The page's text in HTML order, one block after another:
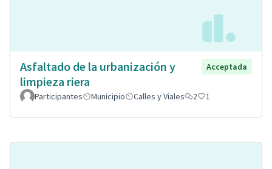
Asfaltado de la urbanización y
limpieza riera
Acceptada
Participantes Municipio Calles y Viales 2 1